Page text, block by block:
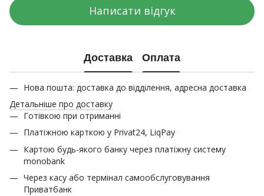
Написати відгук
Доставка Оплата
Нова пошта: доставка до відділення, адресна доставка
Детальніше про доставку
Готівкою при отриманні
Платіжною карткою у Privat24, LiqPay
Картою будь-якого банку через платіжну систему
monobank
Через касу або термінал самообслуговування
Приватбанк